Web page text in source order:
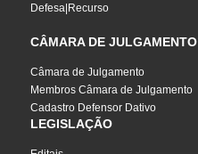
Defesa|Recurso
CÂMARA DE JULGAMENTO
Câmara de Julgamento
Membros Câmara de Julgamento
Cadastro Defensor Dativo
LEGISLAÇÃO